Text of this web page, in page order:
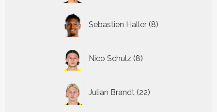
Sebastien Haller 8
producten
Nico Schulz 8
producten
Julian Brandt 22
producten